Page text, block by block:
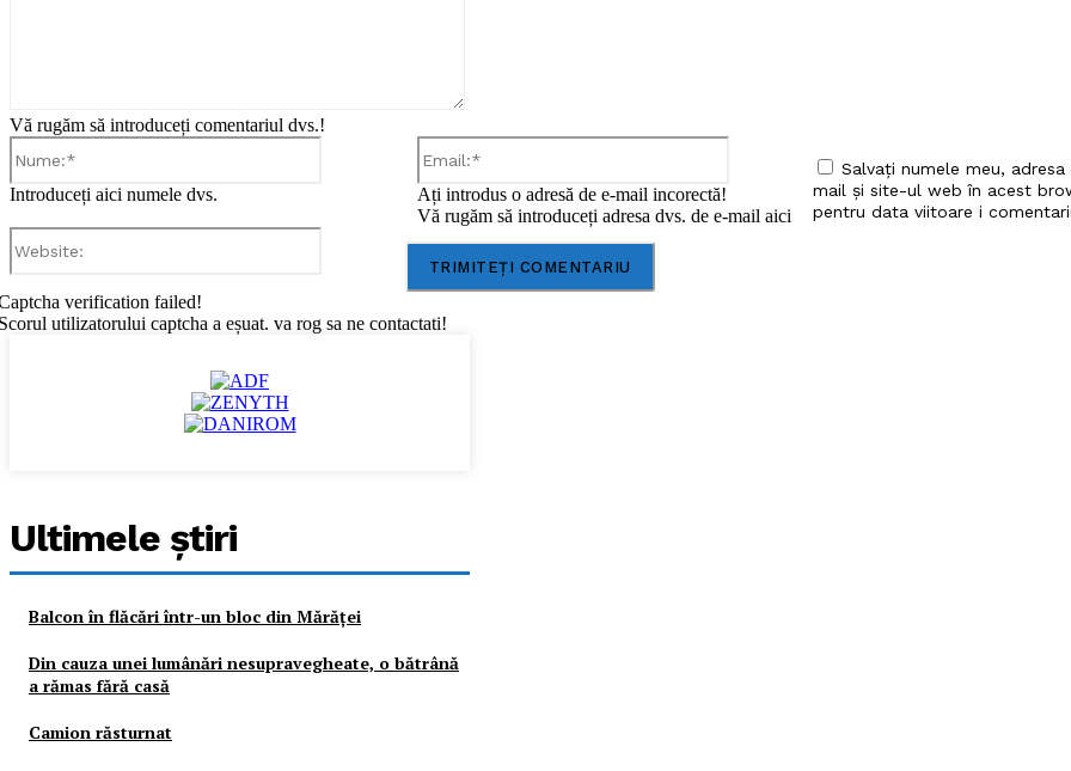
Vă rugăm să introduceți comentariul dvs.!
Introduceți aici numele dvs.
Email:*
Ați introdus o adresă de e-mail incorectă!
Vă rugăm să introduceți adresa dvs. de e-mail aici
Salvați numele meu,
mail și site-ul web în acest
pentru data viitoare i
verification failed!
utilizatorului captcha a eșuat. va rog sa ne contactati!
Ultimele ştiri
Balcon în flăcări într-un bloc din Mărăţei
Din cauza unei lumânări nesupravegheate, o bătrână
a rămas fără casă
Camion răsturnat